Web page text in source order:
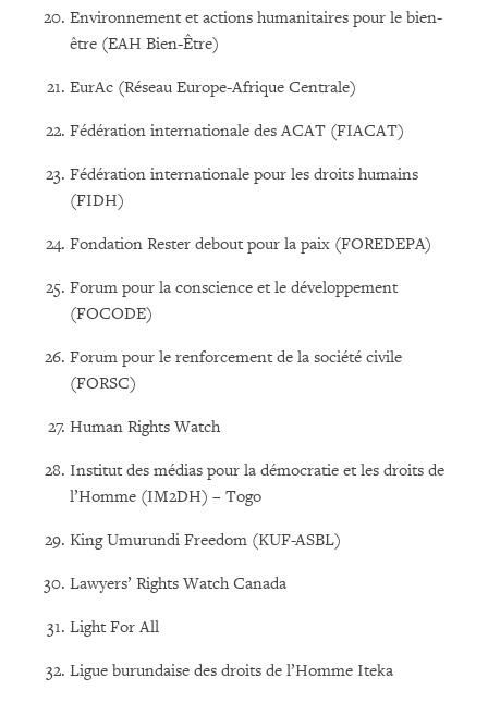
Environnement et actions humanitaires pour le bien-
être (EAH Bien-Être)
EurAc (Réseau Europe-Afrique Centrale)
Fédération internationale des ACAT (FIACAT)
Fédération internationale pour les droits humains
(FIDH)
Fondation Rester debout pour la paix (FOREDEPA)
Forum pour la conscience et le développement
(FOCODE)
Forum pour le renforcement de la société civile
(FORSC)
Human Rights Watch
Institut des médias pour la démocratie et les droits de
l’Homme (IM2DH) – Togo
King Umurundi Freedom (KUF-ASBL)
Lawyers’ Rights Watch Canada
Light For All
Ligue burundaise des droits de l’Homme Iteka